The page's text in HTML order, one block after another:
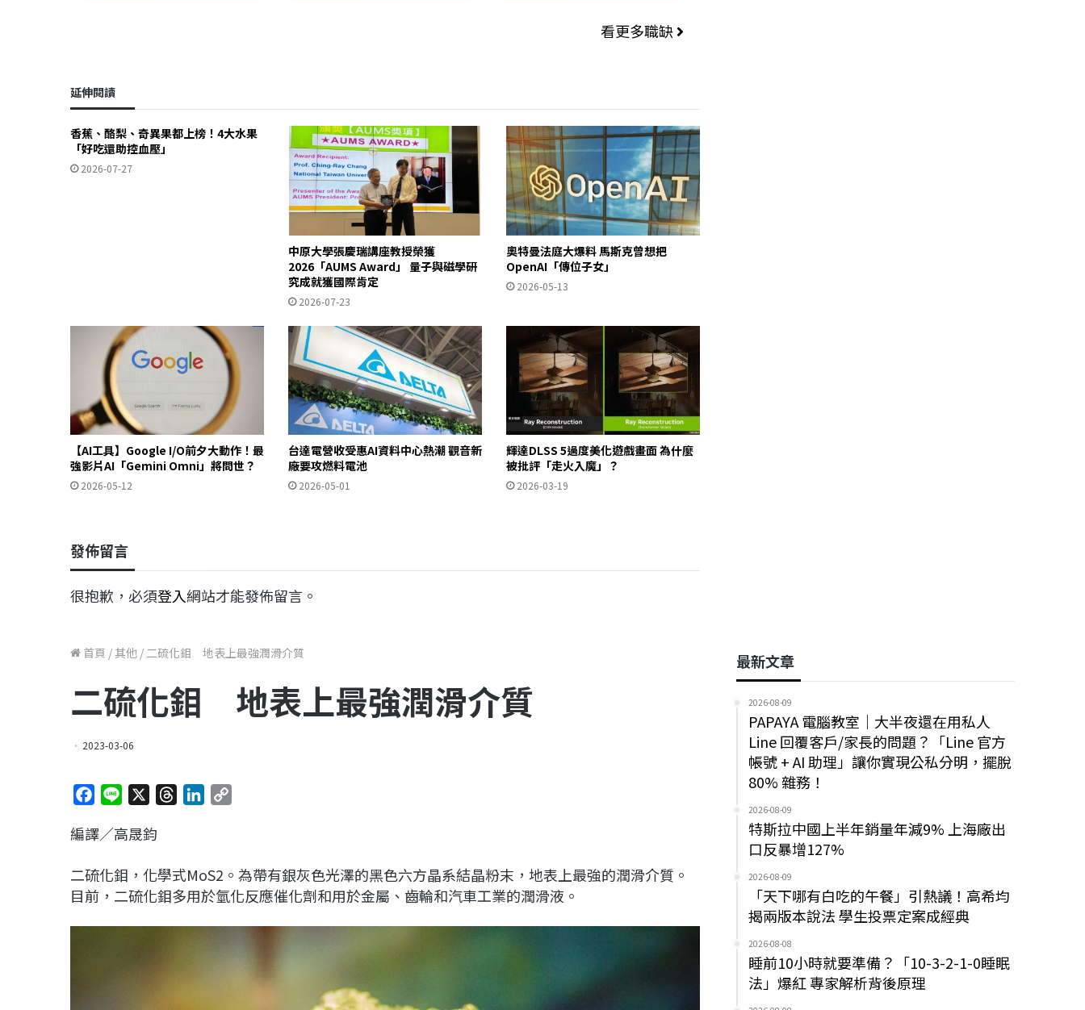
看更多職缺
延伸閱讀
香蕉、酪梨、奇異果都上榜！4大水果
「好吃還助控血壓」
2026-07-27
中原大學張慶瑞講座教授榮獲
2026「AUMS Award」 量子與磁學研
究成就獲國際肯定
2026-07-23
奧特曼法庭大爆料 馬斯克曾想把
OpenAI「傳位子女」
2026-05-13
【AI工具】Google I/O前夕大動作！最
強影片AI「Gemini Omni」將問世？
2026-05-12
台達電營收受惠AI資料中心熱潮 觀音新
廠要攻燃料電池
2026-05-01
輝達DLSS 5過度美化遊戲畫面 為什麼
被批評「走火入魔」？
2026-03-19
發佈留言
很抱歉，必須登入網站才能發佈留言。